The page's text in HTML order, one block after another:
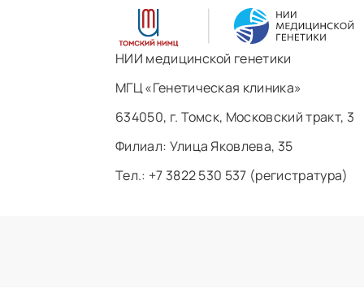
НИИ медицинской генетики
МГЦ «Генетическая клиника»
634050, г. Томск, Московский тракт, 3
Филиал: ​Улица Яковлева, 35
Тел.: +7 3822 530 537 (регистратура)